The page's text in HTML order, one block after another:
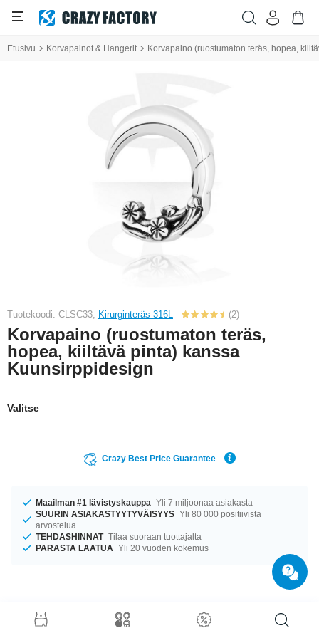
Etusivu Korvapainot & Hangerit Korvapaino (ruostumaton teräs, hopea,
Tuotekoodi: CLSC33, Kirurginteräs 316L (2)
Korvapaino (ruostumaton teräs,
hopea, kiiltävä pinta) kanssa
Kuunsirppidesign
Valitse
Crazy Best Price Guarantee
Maailman #1 lävistyskauppa Yli 7 miljoonaa asiakasta
SUURIN ASIAKASTYYTYVÄISYYS Yli 80 000 positiivista
arvostelua
TEHDASHINNAT Tilaa suoraan tuottajalta
PARASTA LAATUA Yli 20 vuoden kokemus
Tuotetiedot